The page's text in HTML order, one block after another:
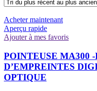
Acheter maintenant
Aperçu rapide
Ajouter à mes favoris
POINTEUSE MA300
D’EMPREINTES
OPTIQUE